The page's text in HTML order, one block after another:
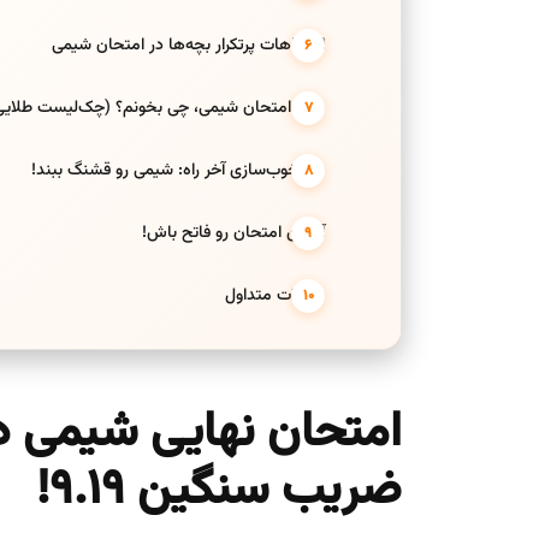
اشتباهات پرتکرار بچه‌ها در امتحان شیمی
شب امتحان شیمی، چی بخونم؟ (چک‌لیست طلایی ۱
حال‌خوب‌سازی آخر راه: شیمی رو قشنگ ببند!
آخرین امتحان رو فاتح باش!
سوالات متداول
امتحان نهایی شیمی
ضریب سنگین ۹.۱۹!